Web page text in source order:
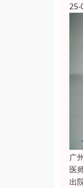
25-
广
医
出